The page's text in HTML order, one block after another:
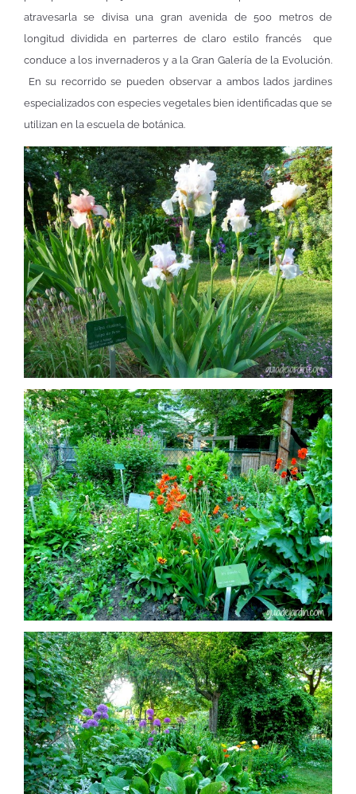
atravesarla se divisa una gran avenida de 500 metros de
longitud dividida en parterres de claro estilo francés que
conduce a los invernaderos y a la Gran Galería de la Evolución.
En su recorrido se pueden observar a ambos lados jardines
especializados con especies vegetales bien identificadas que se
utilizan en la escuela de botánica.